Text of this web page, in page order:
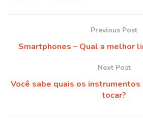
Previous Post
Smartphones – Qual a melhor
Next Post
Você sabe quais os
tocar?